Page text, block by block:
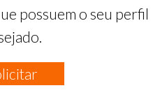
possuem o seu perfil